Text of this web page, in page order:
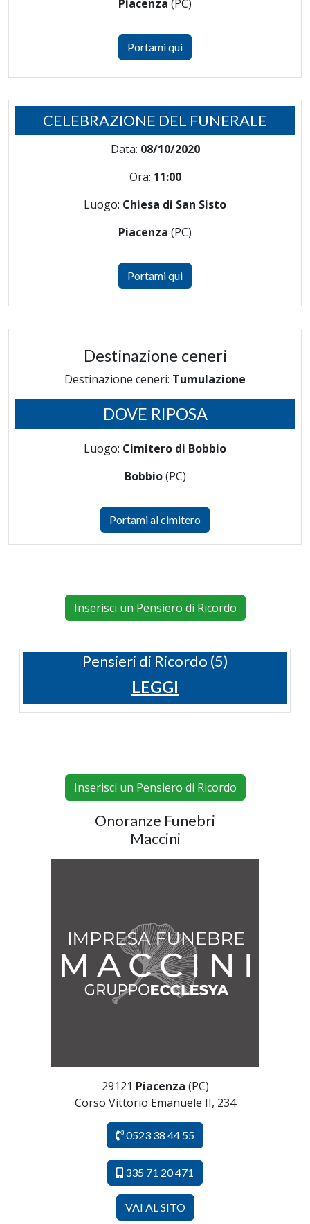
Piacenza (PC)
Portami qui
CELEBRAZIONE DEL FUNERALE
Data: 08/10/2020
Ora: 11:00
Luogo: Chiesa di San Sisto
Piacenza (PC)
Portami qui
Destinazione ceneri
Destinazione ceneri: Tumulazione
DOVE RIPOSA
Luogo: Cimitero di Bobbio
Bobbio(PC)
Portami al cimitero
Inserisci un Pensiero di Ricordo
Pensieri di Ricordo (5)
LEGGI
Inserisci un Pensiero di Ricordo
Onoranze Funebri
Maccini
29121 Piacenza (PC)
Corso Vittorio Emanuele II, 234
0523 38 44 55
335 71 20 471
VAI AL SITO